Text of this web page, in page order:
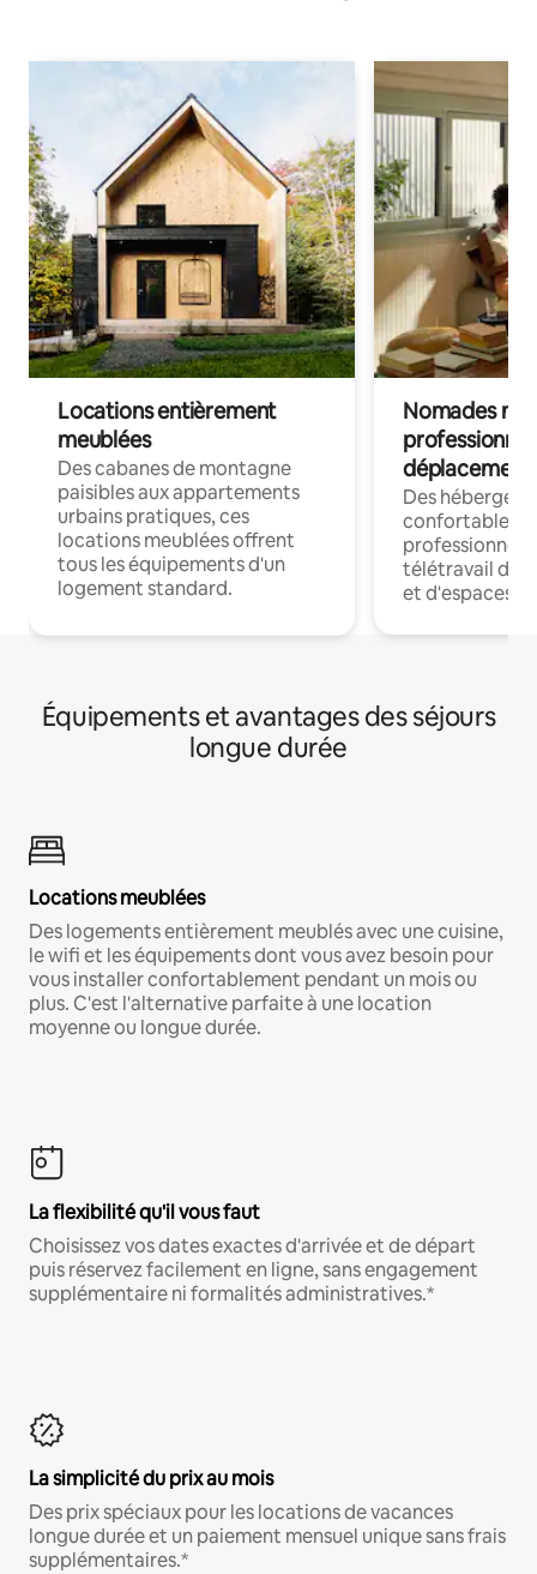
Locations entièrement
meublées
Des cabanes de montagne
paisibles aux appartements
urbains pratiques, ces
locations meublées offrent
tous les équipements d'un
logement standard.
Nomades
déplacement
Des
confortables
professionnels
télétravail
et d'espaces
Équipements et avantages des séjours
longue durée
Locations meublées
Des logements entièrement meublés avec une cuisine,
le wifi et les équipements dont vous avez besoin pour
vous installer confortablement pendant un mois ou
plus. C'est l'alternative parfaite à une location
moyenne ou longue durée.
La flexibilité qu'il vous faut
Choisissez vos dates exactes d'arrivée et de départ
puis réservez facilement en ligne, sans engagement
supplémentaire ni formalités administratives.*
La simplicité du prix au mois
Des prix spéciaux pour les locations de vacances
longue durée et un paiement mensuel unique sans frais
supplémentaires.*